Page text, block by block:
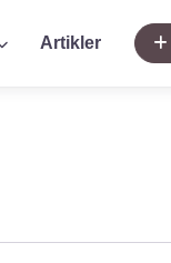
Artikler